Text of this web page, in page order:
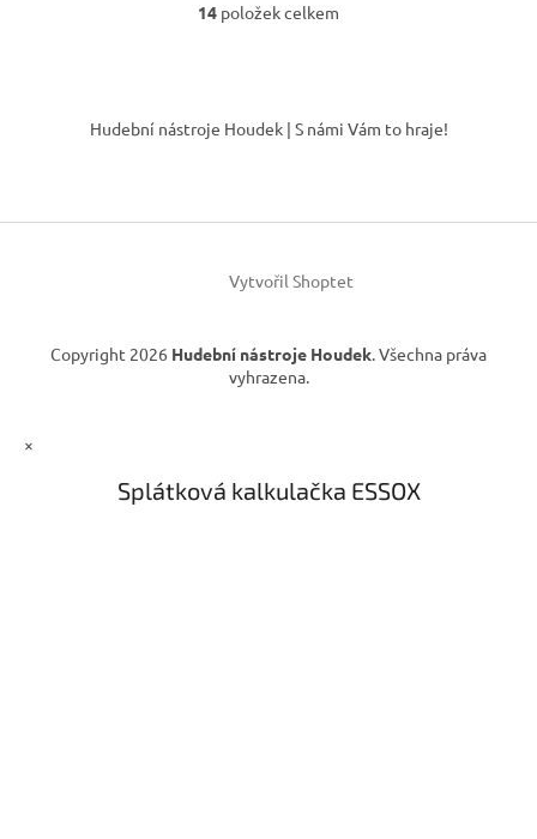
O
a
r
k
y
p
i
14 položek celkem
í
Hudební nástroje Houdek | S námi Vám to hraje!
Vytvořil Shoptet
Copyright 2026 Hudební nástroje Houdek. Všechna práva
vyhrazena.
×
Splátková kalkulačka ESSOX